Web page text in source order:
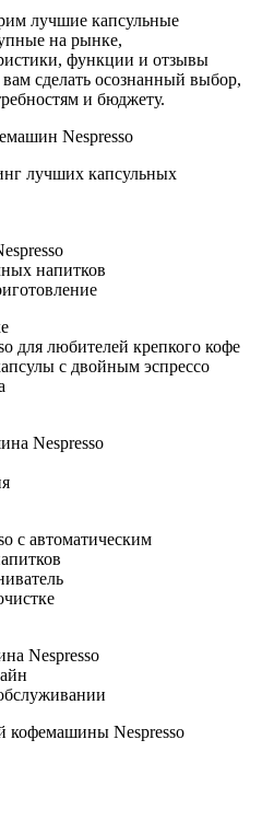
лучшие капсульные
на рынке,
функции и отзывы
сделать осознанный выбор,
и бюджету.
Nespresso
лучших капсульных
напитков
для любителей крепкого кофе
с двойным эспрессо
Nespresso
с автоматическим
Nespresso
кофемашины Nespresso